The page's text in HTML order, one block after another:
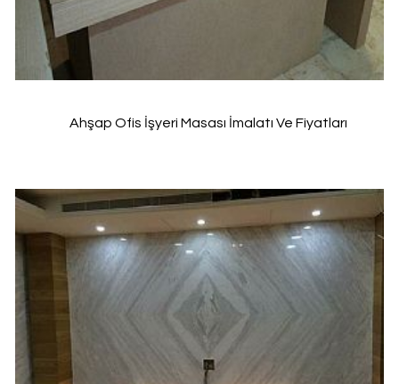
Ahşap Ofis İşyeri Masası İmalatı Ve Fiyatları